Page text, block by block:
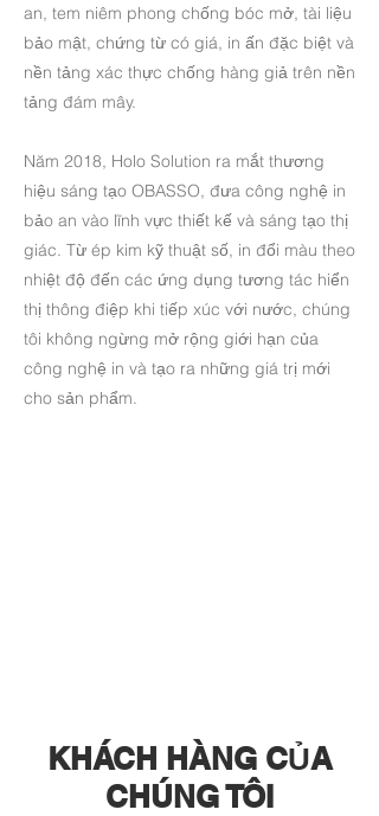
an, tem niêm phong chống bóc mở, tài liệu
bảo mật, chứng từ có giá, in ấn đặc biệt và
nền tảng xác thực chống hàng giả trên nền
tảng đám mây.
Năm 2018, Holo Solution ra mắt thương
hiệu sáng tạo OBASSO, đưa công nghệ in
bảo an vào lĩnh vực thiết kế và sáng tạo thị
giác. Từ ép kim kỹ thuật số, in đổi màu theo
nhiệt độ đến các ứng dụng tương tác hiển
thị thông điệp khi tiếp xúc với nước, chúng
tôi không ngừng mở rộng giới hạn của
công nghệ in và tạo ra những giá trị mới
cho sản phẩm.
KHÁCH HÀNG CỦA
CHÚNG TÔI